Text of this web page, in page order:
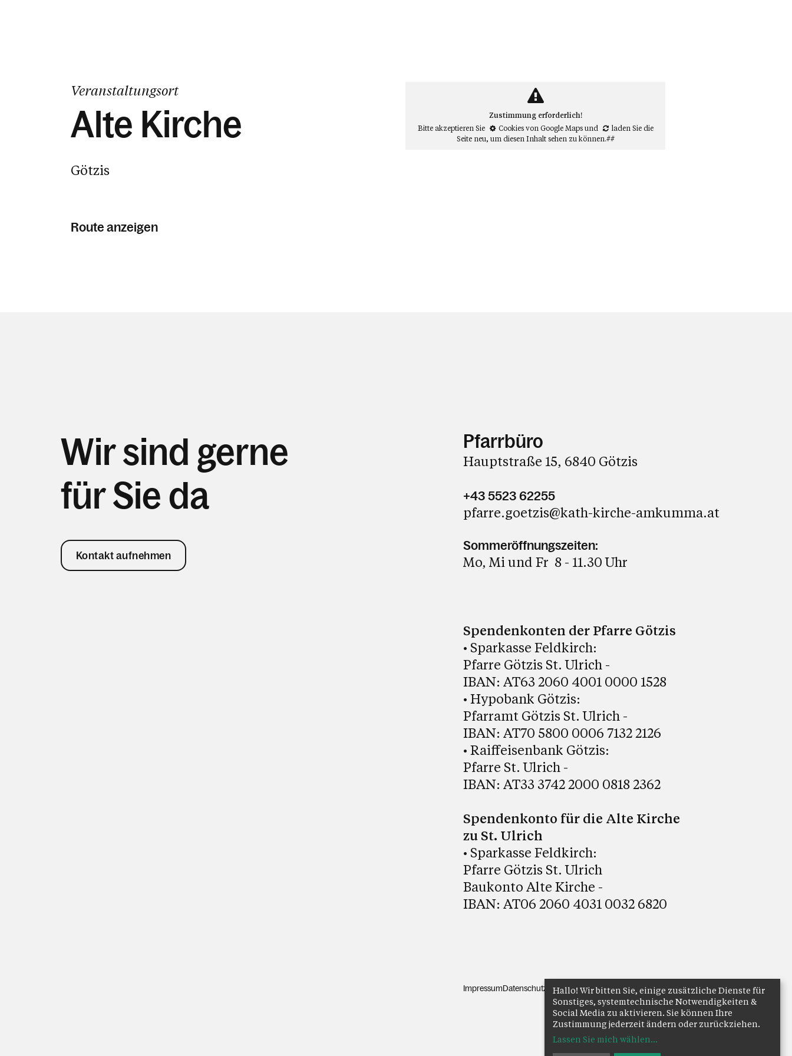
Veranstaltungsort
Alte Kirche
Götzis
Route anzeigen
Zustimmung erforderlich!
Bitte akzeptieren Sie
Cookies von Google Mapsund
laden Sie die
Seite neu, um diesen Inhalt sehen zu können.##
Wir sind gerne
für Sie da
Kontakt aufnehmen
Pfarrbüro
Hauptstraße 15, 6840 Götzis
+43 5523 62255
pfarre.goetzis@kath-kirche-amkumma.at
Sommeröffnungszeiten:
Mo, Mi und Fr 8 - 11.30 Uhr
Spendenkonten der Pfarre Götzis
• Sparkasse Feldkirch:
Pfarre Götzis St. Ulrich -
IBAN: AT63 2060 4001 0000 1528
• Hypobank Götzis:
Pfarramt Götzis St. Ulrich -
IBAN: AT70 5800 0006 7132 2126
• Raiffeisenbank Götzis:
Pfarre St. Ulrich -
IBAN: AT33 3742 2000 0818 2362
Spendenkonto für die Alte Kirche
zu St. Ulrich
• Sparkasse Feldkirch:
Pfarre Götzis St. Ulrich
Baukonto Alte Kirche -
IBAN: AT06 2060 4031 0032 6820
ImpressumDatenschutz Anmelden
Hallo! Wir bitten Sie, einige zusätzliche Dienste für
Sonstiges, systemtechnische Notwendigkeiten &
Social Media zu aktivieren. Sie können Ihre
Zustimmung jederzeit ändern oder zurückziehen.
Lassen Sie mich wählen...